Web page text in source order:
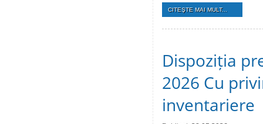
CITEŞTE MAI MULT...
Dispoziția
2026 Cu
inventariere